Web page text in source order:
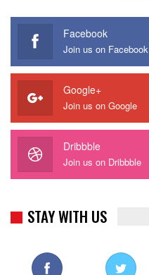
Facebook
Join us on Facebook
Google+
Join us on Google
Dribbble
Join us on Dribbble
STAY WITH US